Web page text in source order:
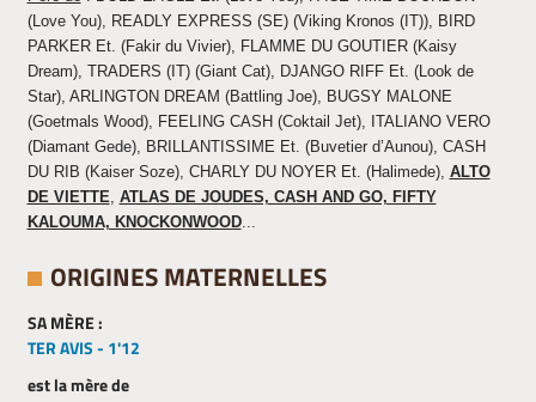
(Love You), READLY EXPRESS (SE) (Viking Kronos (IT)), BIRD
PARKER Et. (Fakir du Vivier), FLAMME DU GOUTIER (Kaisy
Dream), TRADERS (IT) (Giant Cat), DJANGO RIFF Et. (Look de
Star), ARLINGTON DREAM (Battling Joe), BUGSY MALONE
(Goetmals Wood), FEELING CASH (Coktail Jet), ITALIANO VERO
(Diamant Gede), BRILLANTISSIME Et. (Buvetier d’Aunou), CASH
DU RIB (Kaiser Soze), CHARLY DU NOYER Et. (Halimede), ALTO
DE VIETTE, ATLAS DE JOUDES, CASH AND GO, FIFTY
KALOUMA, KNOCKONWOOD...
ORIGINES MATERNELLES
SA MÈRE :
TER AVIS - 1'12
est la mère de